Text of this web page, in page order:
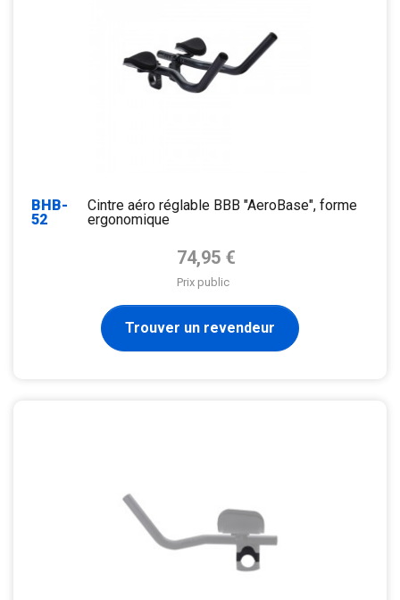
BHB-
52
Cintre aéro réglable BBB "AeroBase", forme
ergonomique
Prix de base
74,95 €
Prix public
Trouver un revendeur